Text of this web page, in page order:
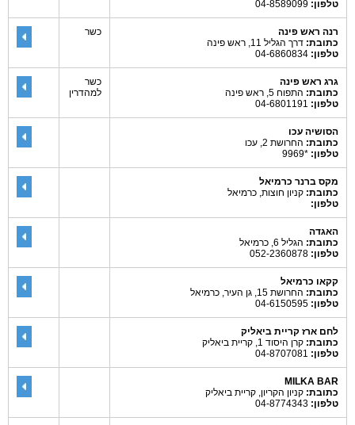
טלפון:
רנה ראש פינה
כתובת: דרך הגליל 11, ראש פינה
טלפון:
כשר
גרג ראש פינה
כתובת: התפוח 5, ראש פינה
טלפון:
כשר
למהדרין
הסושיה עכו
כתובת: החרושת 2, עכו
טלפון: *9969
מקס ברנר כרמיאל
כתובת: קניון חוצות, כרמיאל
טלפון:
האגדה
כתובת: הגליל 6, כרמיאל
טלפון:
קקאו כרמיאל
כתובת: החרושת 15, גן העיר, כרמיאל
טלפון:
לחם ארז קריית ביאליק
כתובת: קרן היסוד 1, קריית ביאליק
טלפון:
MILKA BAR
כתובת: קניון הקריון, קריית ביאליק
טלפון: